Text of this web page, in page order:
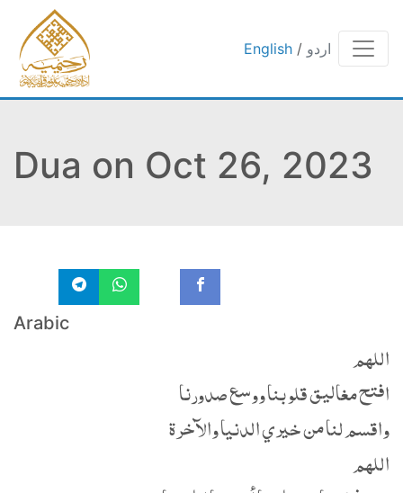
English / اردو
Dua on Oct 26, 2023
Arabic
اللهم
افتح مغاليق قلوبنا ووسع صدورنا
واقسم لنا من خيري الدنيا والآخرة
اللهم